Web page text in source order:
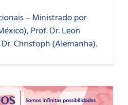
– Ministrado por
Prof. Dr. Leon
Christoph (Alemanha).